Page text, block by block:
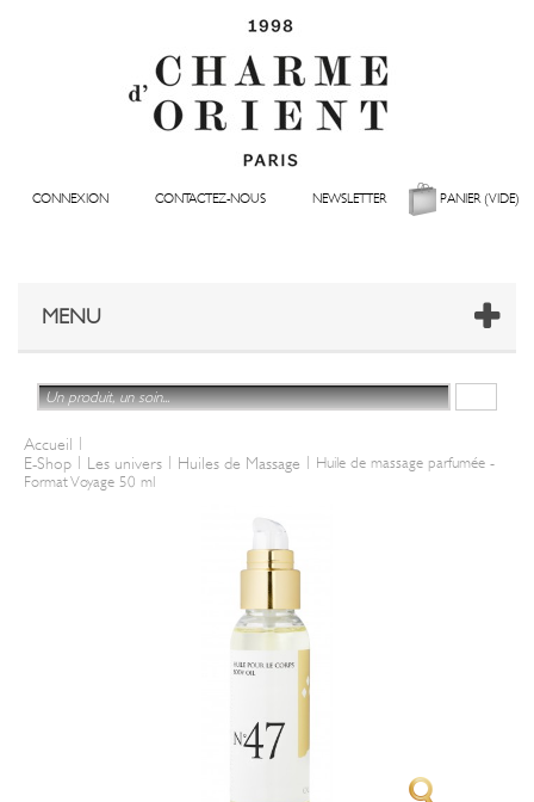
CONNEXION CONTACTEZ-NOUS NEWSLETTER PANIER(VIDE)
MENU
Accueil |
E-Shop | Les univers | Huiles de Massage | Huile de massage parfumée -
Format Voyage 50 ml